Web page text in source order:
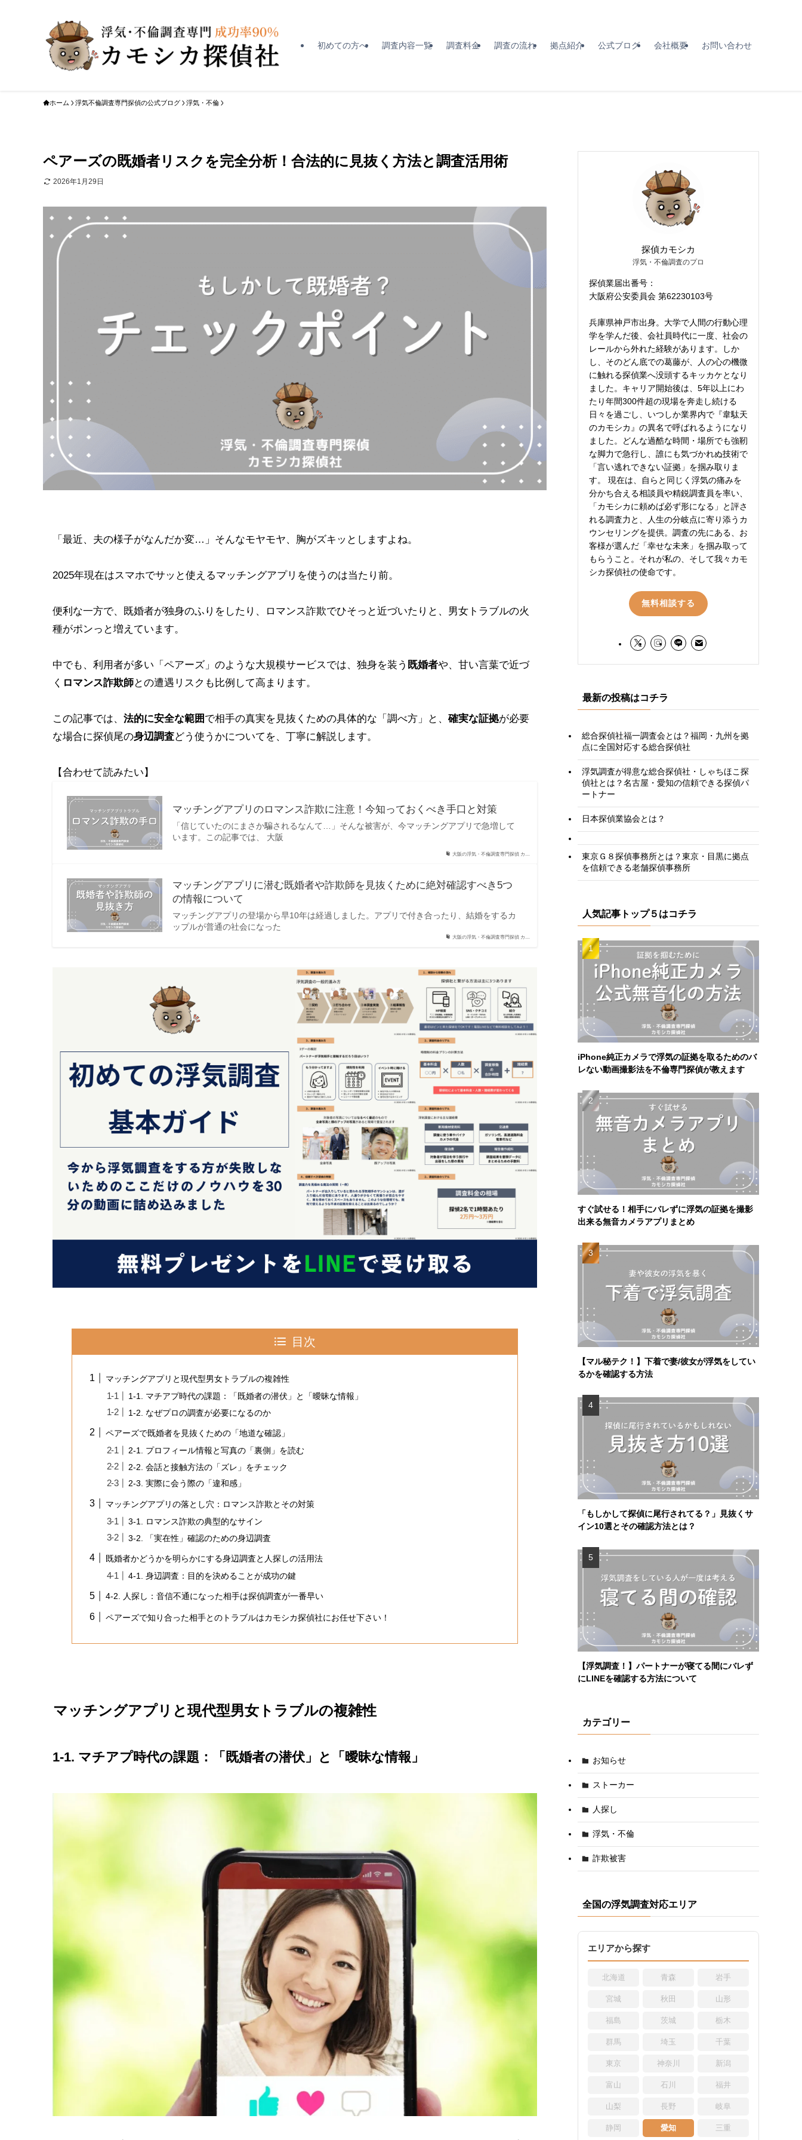
初めての方へ 調査内容一覧 調査料金 調査の流れ 拠点紹介 公式ブログ 会社概要 お問い合わせ
ホーム 浮気不倫調査専門探偵の公式ブログ 浮気・不倫
ペアーズの既婚者リスクを完全分析！合法的に見抜く方法と調査活用術
2026年1月29日
「最近、夫の様子がなんだか変…」そんなモヤモヤ、胸がズキッとしますよね。
2025年現在はスマホでサッと使えるマッチングアプリを使うのは当たり前。
便利な一方で、既婚者が独身のふりをしたり、ロマンス詐欺でひそっと近づいたりと、男女トラブルの火
種がポンっと増えています。
中でも、利用者が多い「ペアーズ」のような大規模サービスでは、独身を装う 既婚者や、甘い言葉で近づ
く ロマンス詐欺師との遭遇リスクも比例して高まります。
この記事では、 法的に安全な範囲 で相手の真実を見抜くための具体的な「調べ方」と、 確実な証拠が必要
な場合に探偵尾の身辺調査どう使うかについてを、丁寧に解説します。
【合わせて読みたい】
大阪の浮気・不倫調査専門探偵 カ…
マッチングアプリのロマンス詐欺に注意！今知っておくべき手口と対策
「信じていたのにまさか騙されるなんて…」そんな被害が、今マッチングアプリで急増して
います。この記事では、 大阪
大阪の浮気・不倫調査専門探偵 カ…
マッチングアプリに潜む既婚者や詐欺師を見抜くために絶対確認すべき5つ
の情報について
マッチングアプリの登場から早10年は経過しました。アプリで付き合ったり、結婚をするカ
ップルが普通の社会になった
目次
マッチングアプリと現代型男女トラブルの複雑性
1-1. マチアプ時代の課題：「既婚者の潜伏」と「曖昧な情報」
1-2. なぜプロの調査が必要になるのか
ペアーズで既婚者を見抜くための「地道な確認」
2-1. プロフィール情報と写真の「裏側」を読む
2-2. 会話と接触方法の「ズレ」をチェック
2-3. 実際に会う際の「違和感」
マッチングアプリの落とし穴：ロマンス詐欺とその対策
3-1. ロマンス詐欺の典型的なサイン
3-2. 「実在性」確認のための身辺調査
既婚者かどうかを明らかにする身辺調査と人探しの活用法
4-1. 身辺調査：目的を決めることが成功の鍵
4-2. 人探し：音信不通になった相手は探偵調査が一番早い
ペアーズで知り合った相手とのトラブルはカモシカ探偵社にお任せ下さい！
マッチングアプリと現代型男女トラブルの複雑性
1-1. マチアプ時代の課題：「既婚者の潜伏」と「曖昧な情報」
探偵カモシカ
浮気・不倫調査のプロ
探偵業届出番号：
大阪府公安委員会 第62230103号
兵庫県神戸市出身。大学で人間の行動心理
学を学んだ後、会社員時代に一度、社会の
レールから外れた経験があります。しか
し、そのどん底での葛藤が、人の心の機微
に触れる探偵業へ没頭するキッカケとなり
ました。キャリア開始後は、5年以上にわ
たり年間300件超の現場を奔走し続ける
日々を過ごし、いつしか業界内で『韋駄天
のカモシカ』の異名で呼ばれるようになり
ました。どんな過酷な時間・場所でも強靭
な脚力で急行し、誰にも気づかれぬ技術で
「言い逃れできない証拠」を掴み取りま
す。 現在は、自らと同じく浮気の痛みを
分かち合える相談員や精鋭調査員を率い、
「カモシカに頼めば必ず形になる」と評さ
れる調査力と、人生の分岐点に寄り添うカ
ウンセリングを提供。調査の先にある、お
客様が選んだ「幸せな未来」を掴み取って
もらうこと。それが私の、そして我々カモ
シカ探偵社の使命です。
無料相談する
最新の投稿はコチラ
総合探偵社福一調査会とは？福岡・九州を拠
点に全国対応する総合探偵社
浮気調査が得意な総合探偵社・しゃちほこ探
偵社とは？名古屋・愛知の信頼できる探偵パ
ートナー
日本探偵業協会とは？
東京Ｇ８探偵事務所とは？東京・目黒に拠点
を信頼できる老舗探偵事務所
人気記事トップ５はコチラ
iPhone純正カメラで浮気の証拠を取るためのバ
レない動画撮影法を不倫専門探偵が教えます
すぐ試せる！相手にバレずに浮気の証拠を撮影
出来る無音カメラアプリまとめ
【マル秘テク！】下着で妻/彼女が浮気をしてい
るかを確認する方法
「もしかして探偵に尾行されてる？」見抜くサ
イン10選とその確認方法とは？
【浮気調査！】パートナーが寝てる間にバレず
にLINEを確認する方法について
カテゴリー
お知らせ
ストーカー
人探し
浮気・不倫
詐欺被害
全国の浮気調査対応エリア
エリアから探す
北海道 青森 岩手
宮城 秋田 山形
福島 茨城 栃木
群馬 埼玉 千葉
東京 神奈川 新潟
富山 石川 福井
山梨 長野 岐阜
静岡 愛知 三重